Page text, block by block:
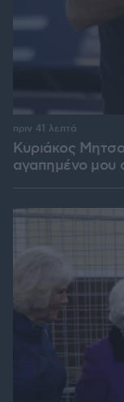
Κυριάκος
αγαπημένο μου
πριν 41 λεπτά